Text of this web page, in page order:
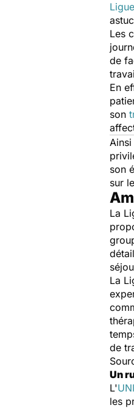
Les
de
En
son
Ainsi
son
sur
La
La
de
Un
L'
les